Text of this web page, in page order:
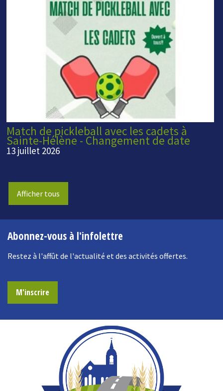
Match de pickleball avec les cadets à
Sainte-Hélène - Changement de date
13 juillet 2026
Afficher tous
Abonnez-vous à l'infolettre
Restez à l'affût de l'actualité et des activités offertes.
M'inscrire